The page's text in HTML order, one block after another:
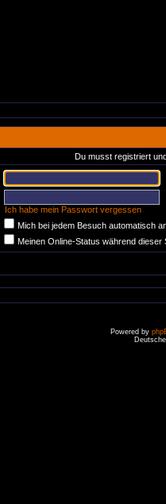
Du musst registriert
Ich habe mein Passwort vergessen
Mich bei jedem Besuch automatisch
Meinen Online-Status während dieser
Powered by